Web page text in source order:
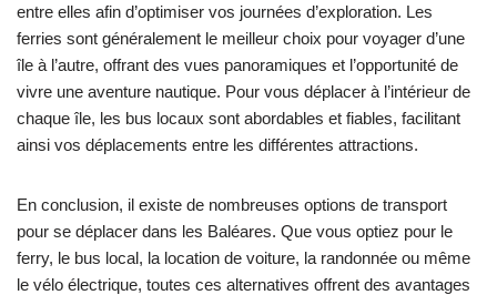
entre elles afin d’optimiser vos journées d’exploration. Les
ferries sont généralement le meilleur choix pour voyager d’une
île à l’autre, offrant des vues panoramiques et l’opportunité de
vivre une aventure nautique. Pour vous déplacer à l’intérieur de
chaque île, les bus locaux sont abordables et fiables, facilitant
ainsi vos déplacements entre les différentes attractions.
En conclusion, il existe de nombreuses options de transport
pour se déplacer dans les Baléares. Que vous optiez pour le
ferry, le bus local, la location de voiture, la randonnée ou même
le vélo électrique, toutes ces alternatives offrent des avantages